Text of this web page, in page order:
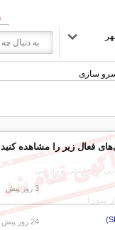
سازی
، بهداشتی و دارویی
فعال زیر را مشاهده کنید
3 روز پیش
24 روز پیش